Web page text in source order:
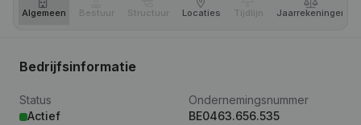
Algemeen Bestuur Structuur Locaties Tijdlijn Jaar­rekeningen
Bedrijfsinformatie
Status
Actief
Ondernemingsnummer
BE0463.656.535